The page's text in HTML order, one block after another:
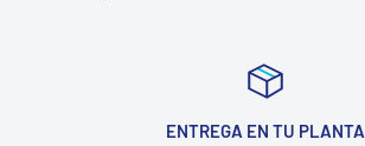
ENTREGA EN TU PLANTA